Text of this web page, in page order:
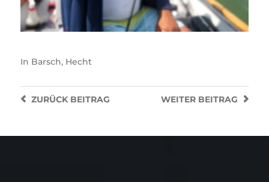
In Barsch, Hecht
WEITER BEITRAG
ZURÜCKBEITRAG